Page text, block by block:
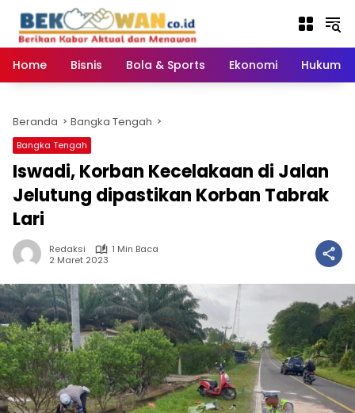
konten
Home
Bisnis Bola & Sports Ekonomi Hukum
Beranda Bangka Tengah
Bangka Tengah
Iswadi, Korban Kecelakaan di Jalan
Jelutung dipastikan Korban Tabrak
Lari
Redaksi
1 Min Baca
2 Maret 2023